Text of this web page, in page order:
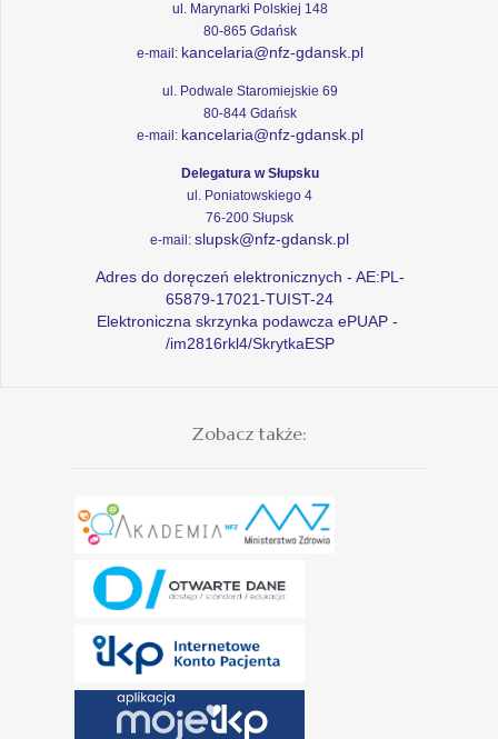
ul. Marynarki Polskiej 148
80-865 Gdańsk
e-mail: kancelaria@nfz-gdansk.pl
ul. Podwale Staromiejskie 69
80-844 Gdańsk
e-mail: kancelaria@nfz-gdansk.pl
Delegatura w Słupsku
ul. Poniatowskiego 4
76-200 Słupsk
e-mail: slupsk@nfz-gdansk.pl
Adres do doręczeń elektronicznych - AE:PL-
65879-17021-TUIST-24
Elektroniczna skrzynka podawcza ePUAP -
/im2816rkl4/SkrytkaESP
Zobacz także: